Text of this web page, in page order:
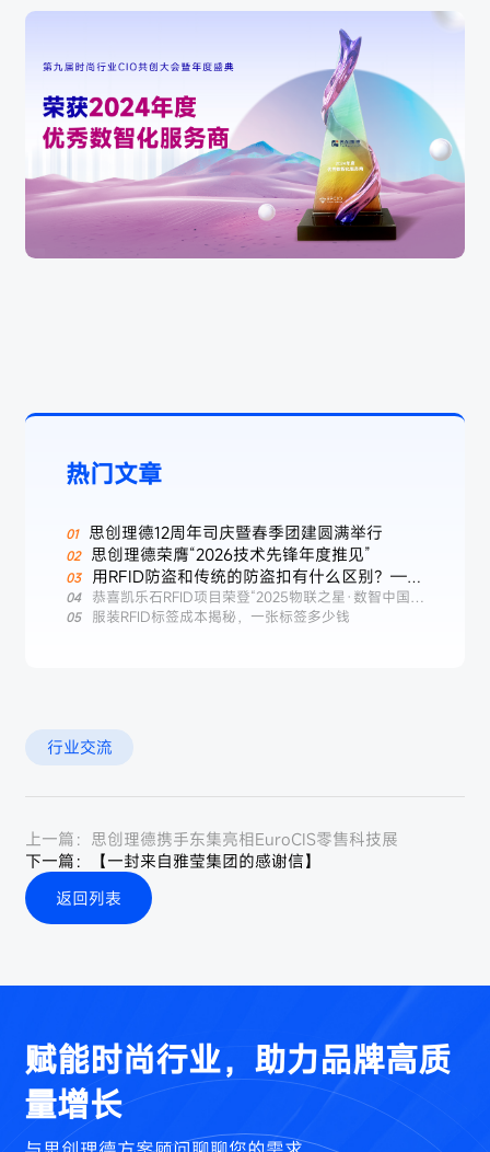
热门文章
思创理德12周年司庆暨春季团建圆满举行
思创理德荣膺“2026技术先锋年度推见”
用RFID防盗和传统的防盗扣有什么区别？——
服装行业智能防盗新选择
恭喜凯乐石RFID项目荣登“2025物联之星·数智中国标
杆案例榜”
服装RFID标签成本揭秘，一张标签多少钱
行业交流
上一篇： 思创理德携手东集亮相EuroCIS零售科技展
下一篇：
【一封来自雅莹集团的感谢信】
返回列表
赋能时尚行业，助力品牌高质
量增长